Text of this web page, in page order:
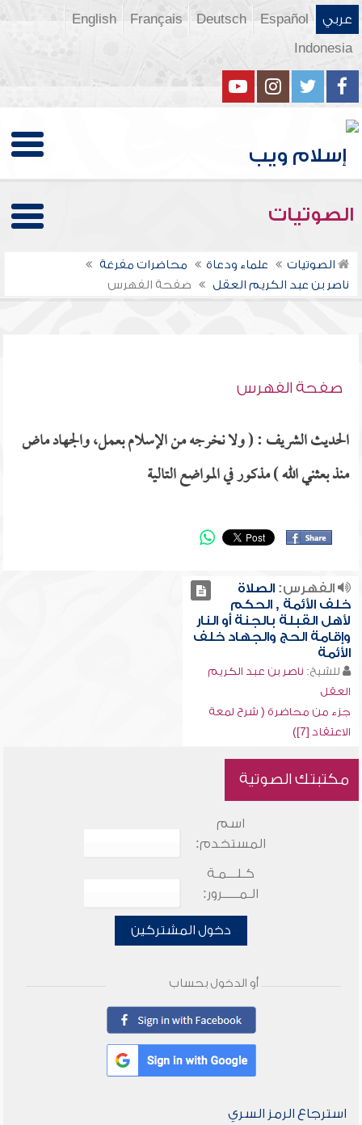
عربي Español
Deutsch
Français
English
Indonesia
الصوتيات
الصوتيات علماء ودعاة
محاضرات مفرغة
ناصر بن عبد الكريم العقل
صفحة الفهرس
صفحة الفهرس
الحديث الشريف : ( ولا نخرجه من الإسلام بعمل، والجهاد ماض
منذ بعثني الله ) مذكور في المواضع التالية
الفهرس:الصلاة
خلف الأئمة , الحكم
لأهل القبلة بالجنة أو النار
وإقامة الحج والجهاد خلف
الأئمة
للشيخ: ناصر بن عبد الكريم
العقل
جزء من محاضرة ( شرح لمعة
الاعتقاد [7])
مكتبتك الصوتية
اسم
المستخدم:
كـلـــمـة
الـمـــــرور:
دخول المشتركين
أو الدخول بحساب
استرجاع الرمز السري